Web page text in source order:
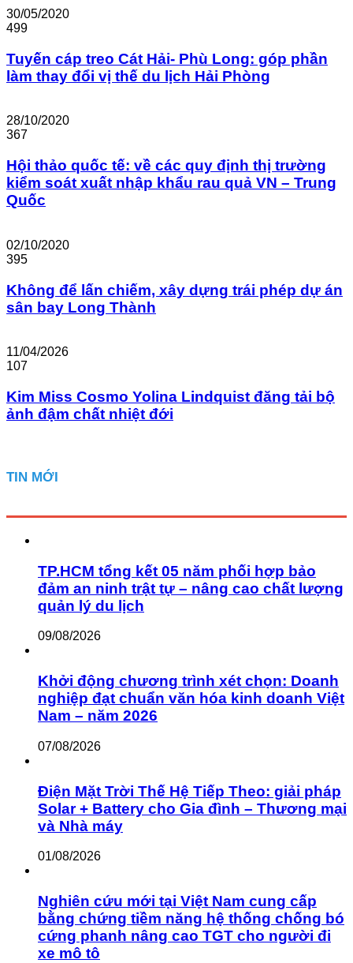
30/05/2020
499
Tuyến cáp treo Cát Hải- Phù Long: góp phần
làm thay đổi vị thế du lịch Hải Phòng
28/10/2020
367
Hội thảo quốc tế: về các quy định thị trường
kiểm soát xuất nhập khẩu rau quả VN – Trung
Quốc
02/10/2020
395
Không để lấn chiếm, xây dựng trái phép dự án
sân bay Long Thành
11/04/2026
107
Kim Miss Cosmo Yolina Lindquist đăng tải bộ
ảnh đậm chất nhiệt đới
TIN MỚI
TP.HCM tổng kết 05 năm phối hợp bảo
đảm an ninh trật tự – nâng cao chất lượng
quản lý du lịch
09/08/2026
Khởi động chương trình xét chọn: Doanh
nghiệp đạt chuẩn văn hóa kinh doanh Việt
Nam – năm 2026
07/08/2026
Điện Mặt Trời Thế Hệ Tiếp Theo: giải pháp
Solar + Battery cho Gia đình – Thương mại
và Nhà máy
01/08/2026
Nghiên cứu mới tại Việt Nam cung cấp
bằng chứng tiềm năng hệ thống chống bó
cứng phanh nâng cao TGT cho người đi
xe mô tô